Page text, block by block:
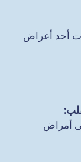
أحد أعراض
:
أمراض